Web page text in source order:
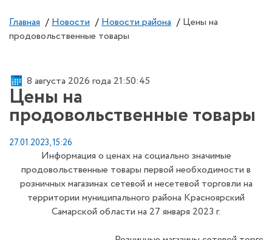
Главная / Новости / Новости района / Цены на
продовольственные товары
8 августа 2026 года 21:50:45
Цены на
продовольственные товары
27.01.2023, 15:26
Информация о ценах на социально значимые
продовольственные товары первой необходимости в
розничных магазинах сетевой и несетевой торговли на
территории муниципального района Красноярский
Самарской области на 27 января 2023 г.